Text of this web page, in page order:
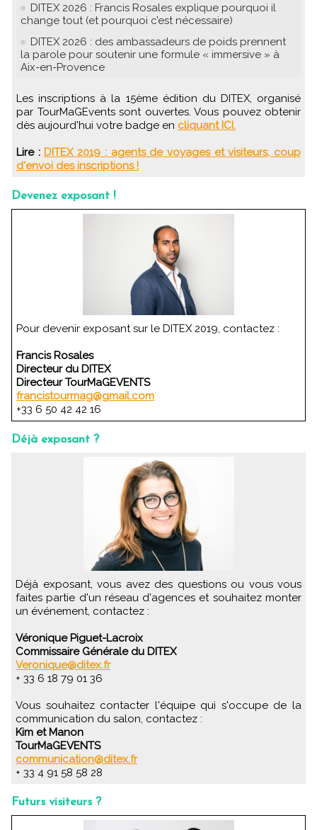
DITEX 2026 : Francis Rosales explique pourquoi il
change tout (et pourquoi c’est nécessaire)
DITEX 2026 : des ambassadeurs de poids prennent
la parole pour soutenir une formule « immersive » à
Aix-en-Provence
Les inscriptions à la 15ème édition du DITEX, organisé
par TourMaGEvents sont ouvertes. Vous pouvez obtenir
dès aujourd'hui votre badge en cliquant ICI.
Lire : DITEX 2019 : agents de voyages et visiteurs, coup
d'envoi des inscriptions !
Devenez exposant !
Pour devenir exposant sur le DITEX 2019, contactez :
Francis Rosales
Directeur du DITEX
Directeur TourMaGEVENTS
francistourmag@gmail.com
+33 6 50 42 42 16
Déjà exposant ?
Déjà exposant, vous avez des questions ou vous vous
faites partie d'un réseau d'agences et souhaitez monter
un événement, contactez :
Véronique Piguet-Lacroix
Commissaire Générale du DITEX
Veronique@ditex.fr
+ 33 6 18 79 01 36
Vous souhaitez contacter l'équipe qui s'occupe de la
communication du salon, contactez :
Kim et Manon
TourMaGEVENTS
communication@ditex.fr
+ 33 4 91 58 58 28
Futurs visiteurs ?